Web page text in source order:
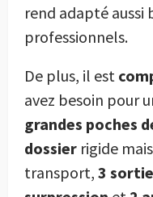
rend adapté aussi
professionnels.
De plus, il est
avez besoin pour
grandes poches
dossier rigide
transport, 3